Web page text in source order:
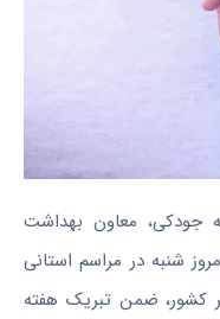
جودکی، معاون بهداشت
شنبه در مراسم استانی
کشور، ضمن تبریک هفته